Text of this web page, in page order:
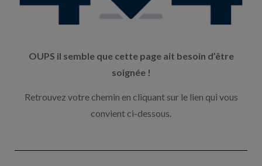
OUPS il semble que cette page ait besoin d’être
soignée !
Retrouvez votre chemin en cliquant sur le lien qui vous
convient ci-dessous.